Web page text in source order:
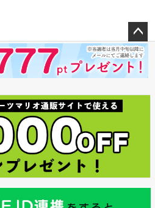
ペー
ジト
ップ